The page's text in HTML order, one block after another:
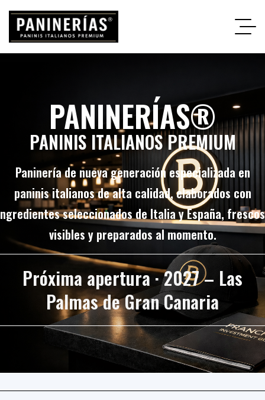
PANINERÍAS®
PANINIS ITALIANOS PREMIUM
Paninería de nueva generación especializada en
paninis italianos de alta calidad, elaborados con
seleccionados de Italia y España,
visibles y preparados al momento.
Próxima apertura · 2027 – Las
Palmas de Gran Canaria